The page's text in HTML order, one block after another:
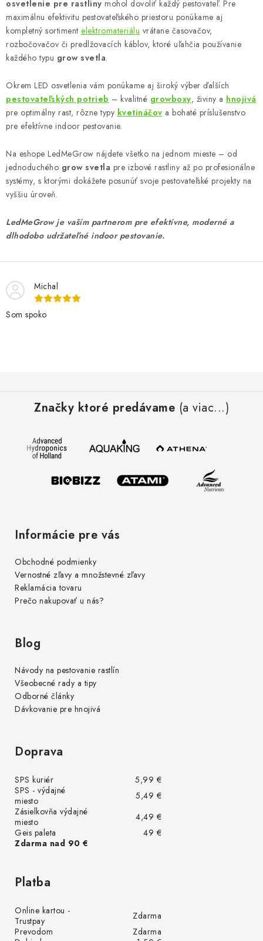
osvetlenie pre rastliny mohol dovoliť každý pestovateľ. Pre
maximálnu efektivitu pestovateľského priestoru ponúkame aj
kompletný sortiment elektromateriálu vrátane časovačov,
rozbočovačov či predlžovacích káblov, ktoré uľahčia používanie
každého typu grow svetla.
Okrem LED osvetlenia vám ponúkame aj široký výber ďalších
pestovateľských potrieb – kvalitné growboxy, živiny a hnojivá
pre optimálny rast, rôzne typy kvetináčov a bohaté príslušenstvo
pre efektívne indoor pestovanie.
Na eshope LedMeGrow nájdete všetko na jednom mieste – od
jednoduchého grow svetla pre izbové rastliny až po profesionálne
systémy, s ktorými dokážete posunúť svoje pestovateľské projekty na
vyššiu úroveň.
LedMeGrow je vaším partnerom pre efektívne, moderné a
dlhodobo udržateľné indoor pestovanie.
Michal
Som spoko
Značky ktoré predávame (a viac...)
Informácie pre vás
Obchodné podmienky
Vernostné zľavy a množstevné zľavy
Reklamácia tovaru
Prečo nakupovať u nás?
Blog
Návody na pestovanie rastlín
Všeobecné rady a tipy
Odborné články
Dávkovanie pre hnojivá
Doprava
SPS kuriér
5,99 €
SPS - výdajné
miesto
5,49 €
Zásielkovňa výdajné
miesto
4,49 €
Geis paleta
49 €
Zdarma nad 90 €
Platba
Online kartou -
Trustpay
Zdarma
Prevodom
Zdarma